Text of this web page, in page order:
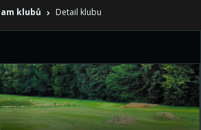
klubů Detail klubu